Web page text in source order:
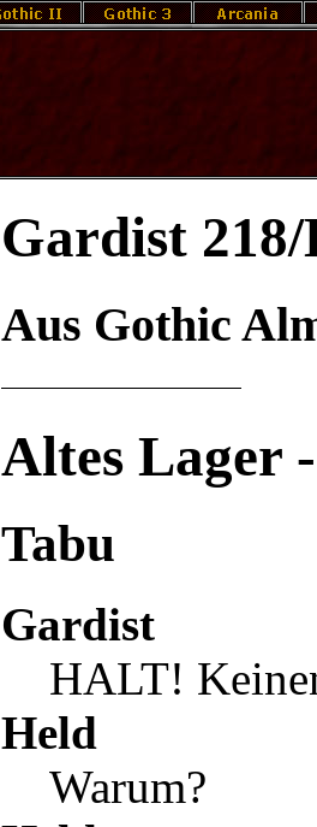
Gardist
Aus Gothic
Altes Lager
Tabu
Gardist
HALT!
Held
Warum?